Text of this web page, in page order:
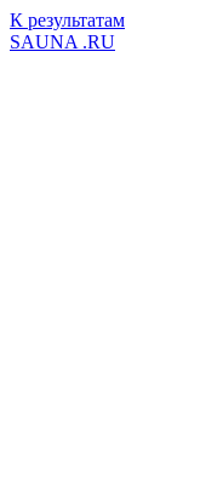
К результатам
SAUNA .RU